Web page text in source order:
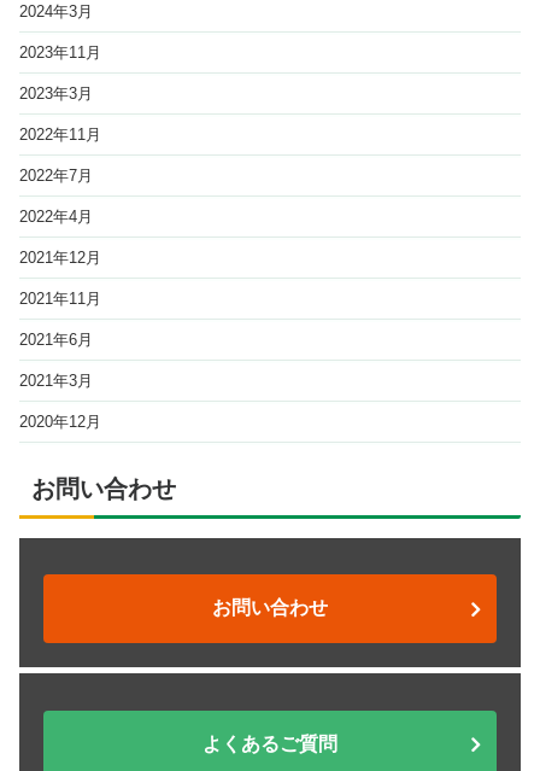
2024年3月
2023年11月
2023年3月
2022年11月
2022年7月
2022年4月
2021年12月
2021年11月
2021年6月
2021年3月
2020年12月
お問い合わせ
お問い合わせ
よくあるご質問